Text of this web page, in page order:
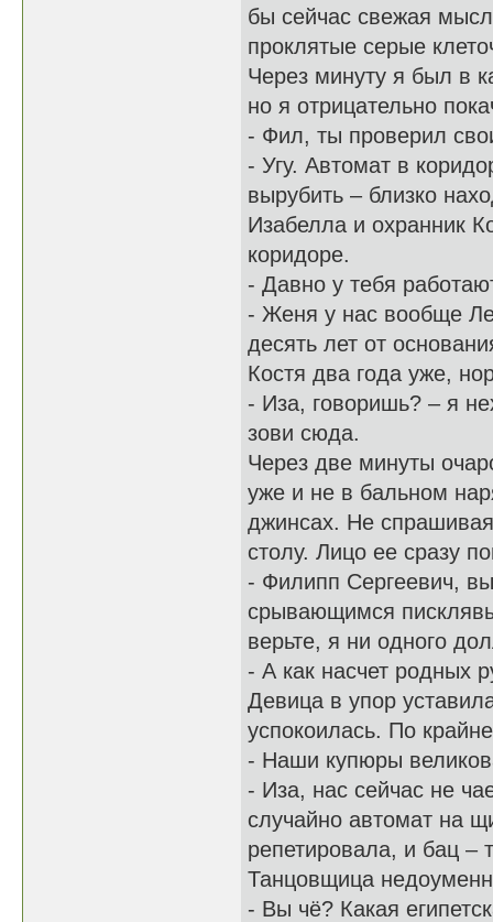
бы сейчас свежая
проклятые серые
Через минуту я был в
но я отрицательно
- Фил, ты проверил
- Угу. Автомат в
вырубить – близко
Изабелла и охранник
коридоре.
- Давно у тебя
- Женя у нас вообще
десять лет от
Костя два года уже,
- Иза, говоришь? – я
зови сюда.
Через две минуты
уже и не в бальном
джинсах. Не
столу. Лицо ее сразу
- Филипп Сергеевич,
срывающимся
верьте, я ни одного
- А как насчет родных
Девица в упор
успокоилась. По
- Наши купюры
- Иза, нас сейчас не
случайно автомат на
репетировала, и бац –
Танцовщица
- Вы чё? Какая